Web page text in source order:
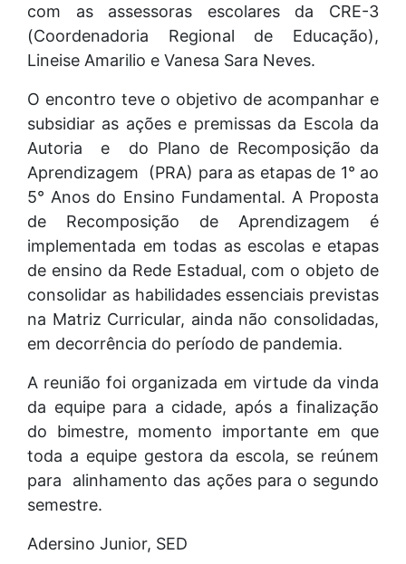
com as assessoras escolares da CRE-3
(Coordenadoria Regional de Educação),
Lineise Amarilio e Vanesa Sara Neves.
O encontro teve o objetivo de acompanhar e
subsidiar as ações e premissas da Escola da
Autoria e do Plano de Recomposição da
Aprendizagem (PRA) para as etapas de 1° ao
5° Anos do Ensino Fundamental. A Proposta
de Recomposição de Aprendizagem é
implementada em todas as escolas e etapas
de ensino da Rede Estadual, com o objeto de
consolidar as habilidades essenciais previstas
na Matriz Curricular, ainda não consolidadas,
em decorrência do período de pandemia.
A reunião foi organizada em virtude da vinda
da equipe para a cidade, após a finalização
do bimestre, momento importante em que
toda a equipe gestora da escola, se reúnem
para alinhamento das ações para o segundo
semestre.
Adersino Junior, SED